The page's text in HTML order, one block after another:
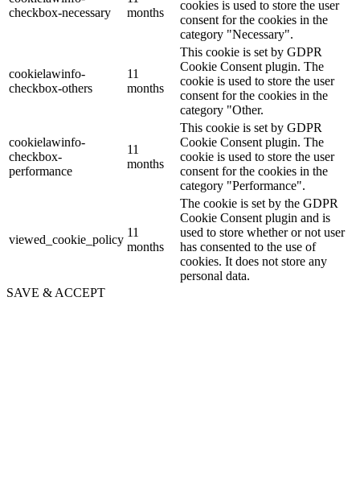
checkbox-necessary
months
cookies is used to store the user
consent for the cookies in the
category "Necessary".
cookielawinfo-
checkbox-others
11
months
This cookie is set by GDPR
Cookie Consent plugin. The
cookie is used to store the user
consent for the cookies in the
category "Other.
cookielawinfo-
checkbox-
performance
11
months
This cookie is set by GDPR
Cookie Consent plugin. The
cookie is used to store the user
consent for the cookies in the
category "Performance".
viewed_cookie_policy
11
months
The cookie is set by the GDPR
Cookie Consent plugin and is
used to store whether or not user
has consented to the use of
cookies. It does not store any
personal data.
SAVE & ACCEPT